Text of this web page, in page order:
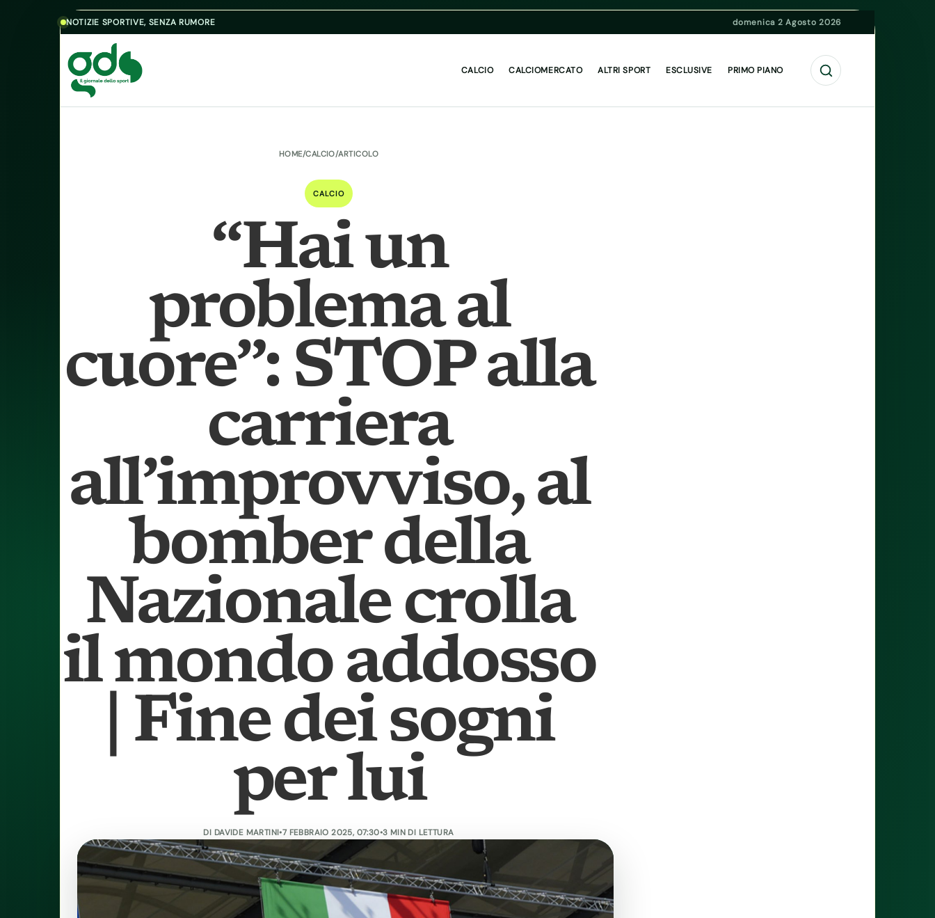
Skip to content
NOTIZIE SPORTIVE, SENZA RUMORE domenica 2 Agosto 2026
CALCIO CALCIOMERCATO ALTRI SPORT ESCLUSIVE PRIMO PIANO Cerca
HOME/CALCIO/ARTICOLO
CALCIO
“Hai un
problema al
cuore”: STOP alla
carriera
all’improvviso, al
bomber della
Nazionale crolla
il mondo addosso
| Fine dei sogni
per lui
DI DAVIDE MARTINI•7 FEBBRAIO 2025, 07:30•3 MIN DI LETTURA